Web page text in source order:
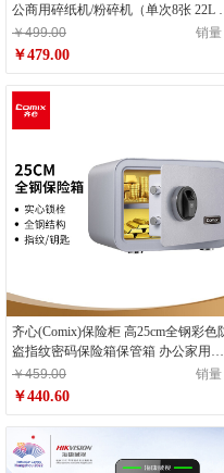
公商用碎纸机/粉碎机（单次8张 22L 持
续30分钟 可碎纸/卡/光盘）S52208
￥499.00 销量
￥479.00
齐心(Comix)保险柜 高25cm全钢彩色
盗指纹密码保险箱保管箱 办公家用防
盗保管柜BGX-M&D-2825ZW灰浅灰
￥459.00 销量
￥440.60